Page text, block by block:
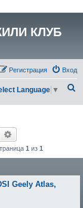
КЛУБ
Вход
Регистрация
Language ▼
Поиск
1 из 1
Geely Atlas,